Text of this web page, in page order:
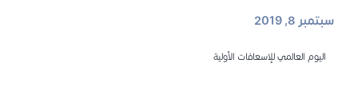
سبتمبر 8, 2019
اليوم العالمي للإسعافات الأولية